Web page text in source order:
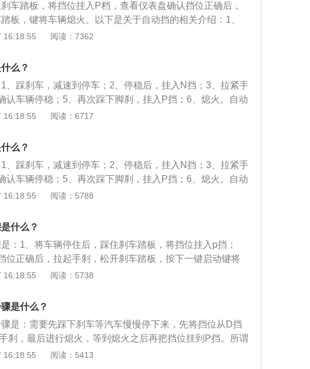
车踏板，将挡位挂入P档，查看仪表盘确认挡位正确后，
板，键将车辆熄火。以下是关于自动挡的相关介绍：1、
义就是不用驾驶者去手动换挡，车辆会根据行驶的速度和
R、N、D、S、L。2、工作原理：发动机的动力通过变速
也是影响油耗的关键指标，一般来说自动变速器比手动变速
不管手动还是自动变速箱，挡位越多就越省油。
16:18:55 阅读：7362
么？
、踩刹车，减速到停车；2、停稳后，挂入N挡；3、拉紧手
认车辆停稳；5、再次踩下脚刹，挂入P挡；6、熄火。自动
挂入P挡，否则汽车无法正常熄火。以下是自动挡的拓展
行驶，一般的自动挡挡位共有六个，分别为：P、R、N、
采用自动变速器，利用行星齿轮机构进行变速，能根据油
，自动地进行变速。
16:18:55 阅读：6717
么？
、踩刹车，减速到停车；2、停稳后，挂入N挡；3、拉紧手
认车辆停稳；5、再次踩下脚刹，挂入P挡；6、熄火。自动
挂入P挡，否则汽车无法正常熄火。自动挡是指不用驾驶
个，分别为：P、R、N、D、S、L。自动挡采用自动变速
构进行变速，能根据油门踏板程度和车速变化，自动地进行
16:18:55 阅读：5788
什么？
：1、将车辆停住后，踩住刹车踏板，将挡位挂入p挡；
位正确后，拉起手刹，松开刹车踏板，按下一键启动键将
不用驾驶者去手动换挡，车辆会根据行驶的速度和交通情
后踩刹车，挂d挡，松手刹，稍加油门起步；3、起步之后
进行提速即可。
16:18:55 阅读：5738
是什么？
是：需要先踩下刹车等汽车慢慢停下来，先将挡位从D挡
刹，最后进行熄火，等到熄火之后再把挡位挂到P挡。所谓
行驶时切换挡位，驾驶时由自动变速器的控制系统根据发
16:18:55 阅读：5413